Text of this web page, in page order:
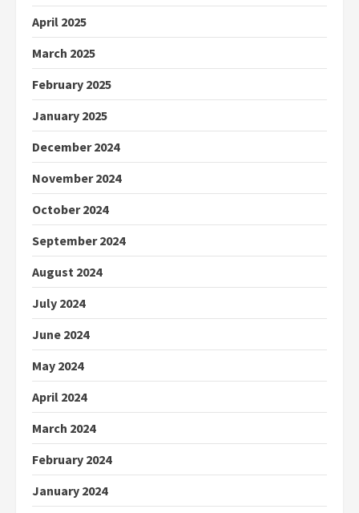
April 2025
March 2025
February 2025
January 2025
December 2024
November 2024
October 2024
September 2024
August 2024
July 2024
June 2024
May 2024
April 2024
March 2024
February 2024
January 2024